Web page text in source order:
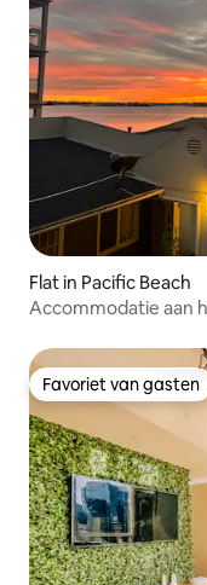
Flat in Pacific Beach
Accommodatie aan
Favoriet van gasten
Favoriet van gasten